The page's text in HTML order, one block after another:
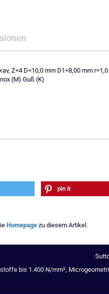
Z=4 D=10,0 mm D1=8,00 mm
(M) Guß (K)
pin it
Homepage zu diesem Artikel.
bis 1.400 N/mm²,